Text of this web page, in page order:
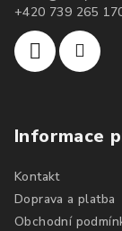
+420 739 265
Informace
Kontakt
Doprava a platba
Obchodní